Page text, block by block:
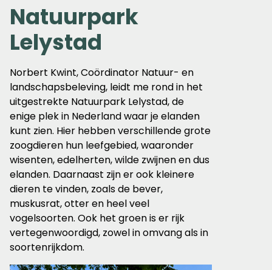
Natuurpark
Lelystad
Norbert Kwint, Coördinator Natuur- en
landschapsbeleving, leidt me rond in het
uitgestrekte Natuurpark Lelystad, de
enige plek in Nederland waar je elanden
kunt zien. Hier hebben verschillende grote
zoogdieren hun leefgebied, waaronder
wisenten, edelherten, wilde zwijnen en dus
elanden. Daarnaast zijn er ook kleinere
dieren te vinden, zoals de bever,
muskusrat, otter en heel veel
vogelsoorten. Ook het groen is er rijk
vertegenwoordigd, zowel in omvang als in
soortenrijkdom.